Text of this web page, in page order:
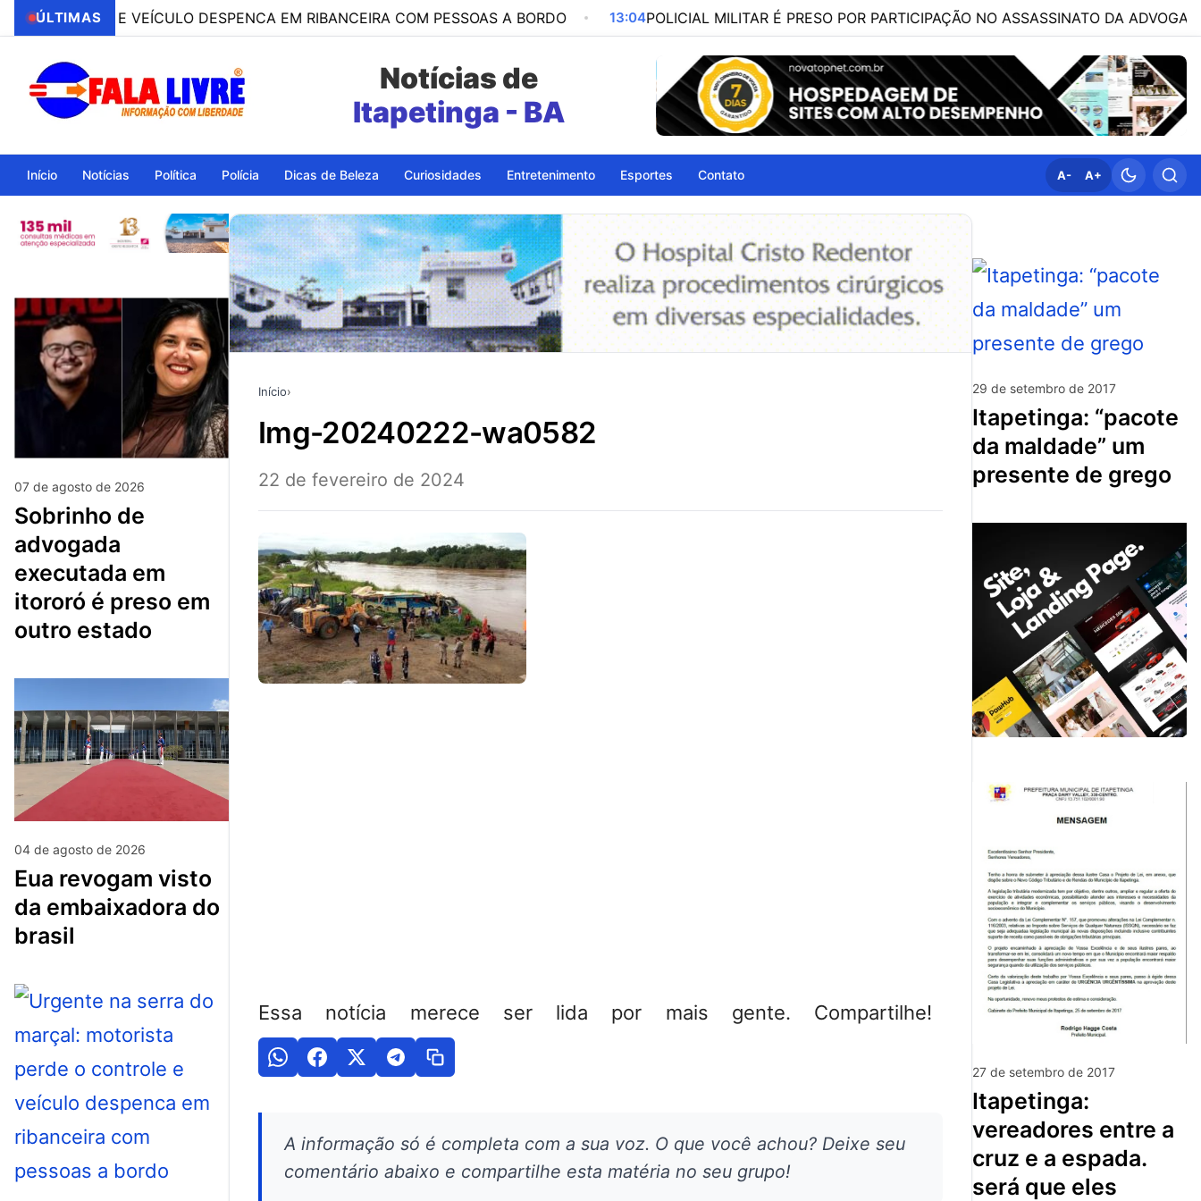
ÚLTIMAS
E VEÍCULO DESPENCA EM RIBANCEIRA COM PESSOAS A BORDO 13:04POLICIAL MILITAR É PRESO POR PARTICIPAÇÃO NO ASSASSINATO DA ADVOGADA
Notícias de
Itapetinga - BA
Início Notícias Política Polícia Dicas de Beleza Curiosidades Entretenimento Esportes Contato A- A+
07 de agosto de 2026
sobrinho de
advogada
executada em
itororó é preso em
outro estado
04 de agosto de 2026
eua revogam visto
da embaixadora do
brasil
Início›
img-20240222-wa0582
22 de fevereiro de 2024
Essa notícia merece ser lida por mais gente. Compartilhe!
A informação só é completa com a sua voz. O que você achou? Deixe seu
comentário abaixo e compartilhe esta matéria no seu grupo!
29 de setembro de 2017
itapetinga: “pacote
da maldade” um
presente de grego
27 de setembro de 2017
itapetinga:
vereadores entre a
cruz e a espada.
será que eles